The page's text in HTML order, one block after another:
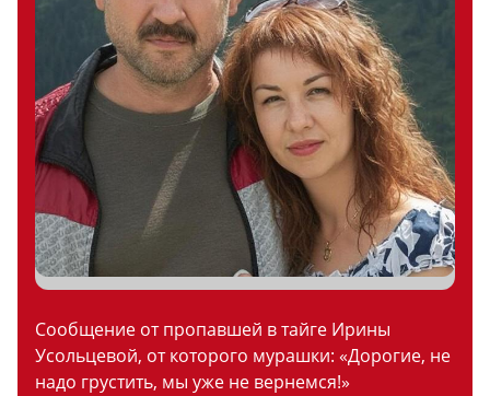
Сообщение от пропавшей в тайге Ирины
Усольцевой, от которого мурашки: «Дорогие, не
надо грустить, мы уже не вернемся!»